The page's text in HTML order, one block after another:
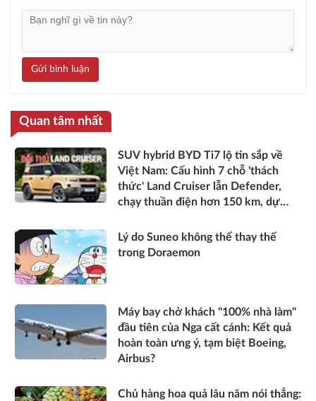
Gửi bình luận
Quan tâm nhất
SUV hybrid BYD Ti7 lộ tin sắp về
Việt Nam: Cấu hình 7 chỗ 'thách
thức' Land Cruiser lẫn Defender,
chạy thuần điện hơn 150 km, dự
Lý do Suneo không thể thay thế
trong Doraemon
Máy bay chở khách "100% nhà làm"
đầu tiên của Nga cất cánh: Kết quả
hoàn toàn ưng ý, tạm biệt Boeing,
Airbus?
Chủ hàng hoa quả lâu năm nói thẳng: